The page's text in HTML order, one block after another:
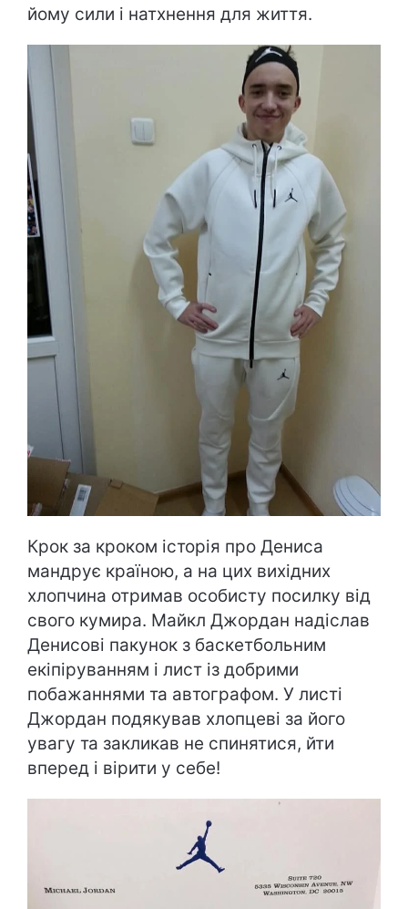
йому сили і натхнення для життя.
Крок за кроком історія про Дениса
мандрує країною, а на цих вихідних
хлопчина отримав особисту посилку від
свого кумира. Майкл Джордан надіслав
Денисові пакунок з баскетбольним
екіпіруванням і лист із добрими
побажаннями та автографом. У листі
Джордан подякував хлопцеві за його
увагу та закликав не спинятися, йти
вперед і вірити у себе!